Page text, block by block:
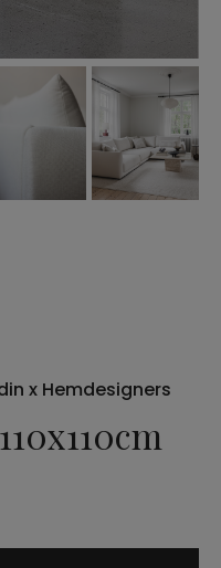
x Hemdesigners